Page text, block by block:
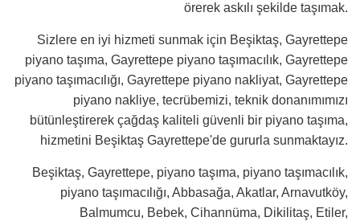
örerek askılı şekilde taşımak.
Sizlere en iyi hizmeti sunmak için Beşiktaş, Gayrettepe
piyano taşıma, Gayrettepe piyano taşımacılık, Gayrettepe
piyano taşımacılığı, Gayrettepe piyano nakliyat, Gayrettepe
piyano nakliye, tecrübemizi, teknik donanımımızı
bütünleştirerek çağdaş kaliteli güvenli bir piyano taşıma,
hizmetini Beşiktaş Gayrettepe'de gururla sunmaktayız.
Beşiktaş, Gayrettepe, piyano taşıma, piyano taşımacılık,
piyano taşımacılığı, Abbasağa, Akatlar, Arnavutköy,
Balmumcu, Bebek, Cihannüma, Dikilitaş, Etiler,